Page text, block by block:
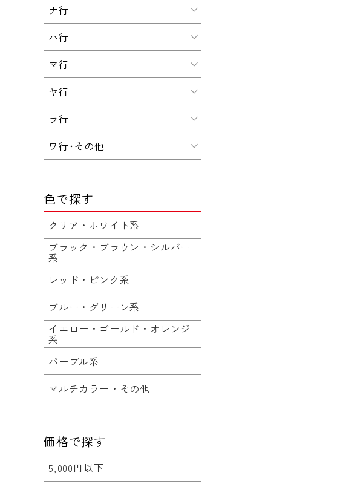
ナ行
ハ行
マ行
ヤ行
ラ行
ワ行･その他
色で探す
クリア・ホワイト系
ブラック・ブラウン・シルバー
系
レッド・ピンク系
ブルー・グリーン系
イエロー・ゴールド・オレンジ
系
パープル系
マルチカラー・その他
価格で探す
5,000円以下